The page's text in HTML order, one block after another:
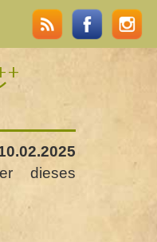
dieses